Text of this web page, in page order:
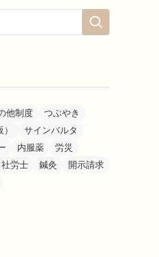
他制度
つぶやき
サインバルタ
内服薬
労災
社労士 鍼灸
開示請求